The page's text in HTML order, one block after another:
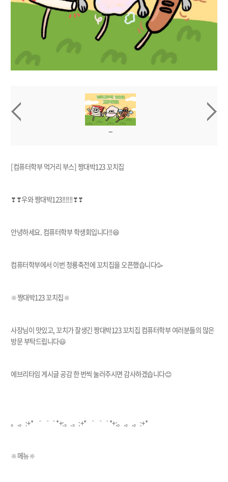
[컴퓨터학부 먹거리 부스] 짱대박123 꼬치집
❣❣우와 짱대박123!!!!!!❣❣
안녕하세요. 컴퓨터학부 학생회입니다!!😆
컴퓨터학부에서 이번 청룡축전에 꼬치집을 오픈했습니다🥳
🔆짱대박123 꼬치집🔆
사장님이 맛있고, 꼬치가 잘생긴 짱대박123 꼬치집 컴퓨터학부 여러분들의 많은
방문 부탁드립니다😃
에브리타임 게시글 공감 한 번씩 눌러주시면 감사하겠습니다😊
。.。:+* ゜ ゜゜ *+:。.。:+* ゜ ゜゜ *+:。.。.。:+*
🔆메뉴🔆